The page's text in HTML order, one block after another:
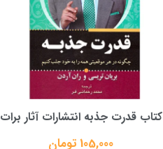
کتاب قدرت جذبه انتشارات آثار برات
105,000 تومان